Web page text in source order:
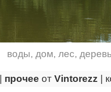
воды, дом, лес,
прочее от Vintorezz